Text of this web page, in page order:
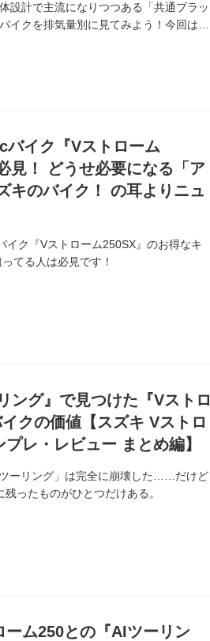
設計で主流になりつつある「共通プラッ
イクを排気量別に見てみよう！今回は
バイク『Vストローム
見！ どうせ必要になる「ア
キのバイク！ の耳よりニュ
イク『Vストローム250SX』のお得なキ
てる人は必見です！
ング』で見つけた『Vストロ
クの価値【スズキ Vストロ
レ・レビュー まとめ編】
ーリング」は完全に崩壊した……だけど
ったものがひとつだけある。
ーム250との『AIツーリン